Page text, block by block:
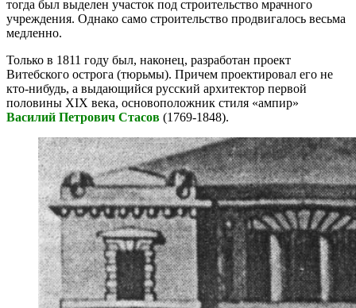
тогда был выделен участок под строительство мрачного
учреждения. Однако само строительство продвигалось весьма
медленно.
Только в 1811 году был, наконец, разработан проект
Витебского острога (тюрьмы). Причем проектировал его не
кто-нибудь, а выдающийся русский архитектор первой
половины XIX века, основоположник стиля «ампир»
Василий Петрович Стасов (1769-1848).